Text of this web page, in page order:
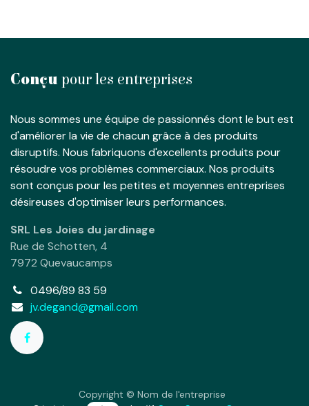
Conçu pour les entreprises
Nous sommes une équipe de passionnés dont le but est
d'améliorer la vie de chacun grâce à des produits
disruptifs. Nous fabriquons d'excellents produits pour
résoudre vos problèmes commerciaux. Nos produits
sont conçus pour les petites et moyennes entreprises
désireuses d'optimiser leurs performances.
SRL Les Joies du jardinage
Rue de Schotten, 4
7972 Quevaucamps
0496/89 83 59
jv.degand@gmail.com
Copyright © Nom de l'entreprise